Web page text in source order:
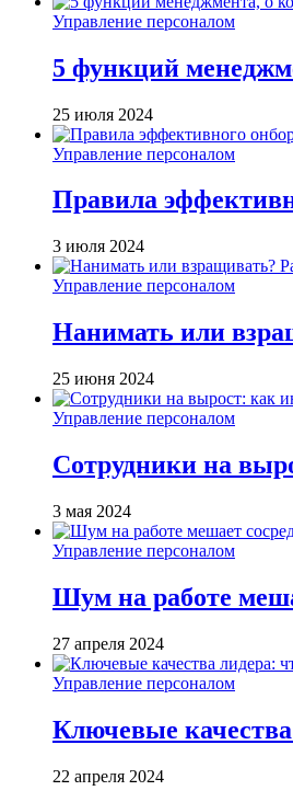
Управление персоналом
5 функций
25 июля 2024
Управление персоналом
Правила
3 июля 2024
Управление персоналом
Нанимать или
25 июня 2024
Управление персоналом
Сотрудники на
3 мая 2024
Управление персоналом
Шум на работе
27 апреля 2024
Управление персоналом
Ключевые
22 апреля 2024